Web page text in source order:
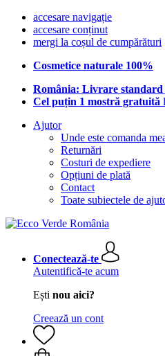
accesare navigație
accesare conținut
mergi la coșul de cumpărături
Cosmetice naturale 100%
România: Livrare
Cel puțin 1 mostră gratuită
Ajutor
Unde este comanda
Returnări
Costuri de expediere
Opțiuni de plată
Contact
Toate subiectele de
Conectează-te
Autentifică-te acum
Ești nou aici?
Creează un cont